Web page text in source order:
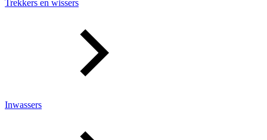
Trekkers en wissers
Inwassers